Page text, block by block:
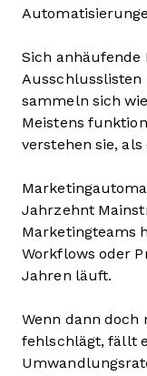
Sich anhäufende
Ausschlusslisten
sammeln sich
Meistens
verstehen sie,
Jahrzehnt
Marketingteams
Workflows oder
Jahren läuft.
Wenn dann
fehlschlägt, fällt